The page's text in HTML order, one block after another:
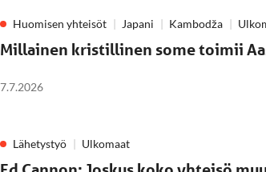
Huomisen yhteisöt Japani Kambodža
Millainen kristillinen some toimii
7.7.2026
Lähetystyö Ulkomaat